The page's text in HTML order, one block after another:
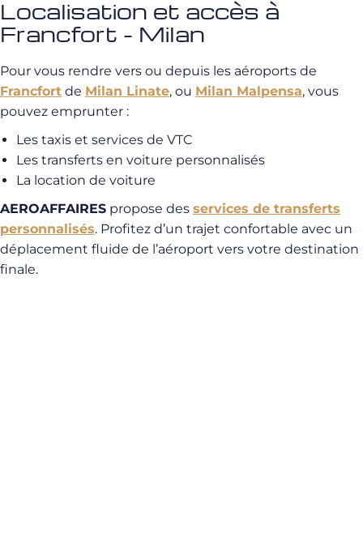
Localisation et accès à
Francfort - Milan
Pour vous rendre vers ou depuis les aéroports de
Francfort de Milan Linate, ou Milan Malpensa, vous
pouvez emprunter :
Les taxis et services de VTC
Les transferts en voiture personnalisés
La location de voiture
AEROAFFAIRES propose des services de transferts
personnalisés. Profitez d’un trajet confortable avec un
déplacement fluide de l’aéroport vers votre destination
finale.